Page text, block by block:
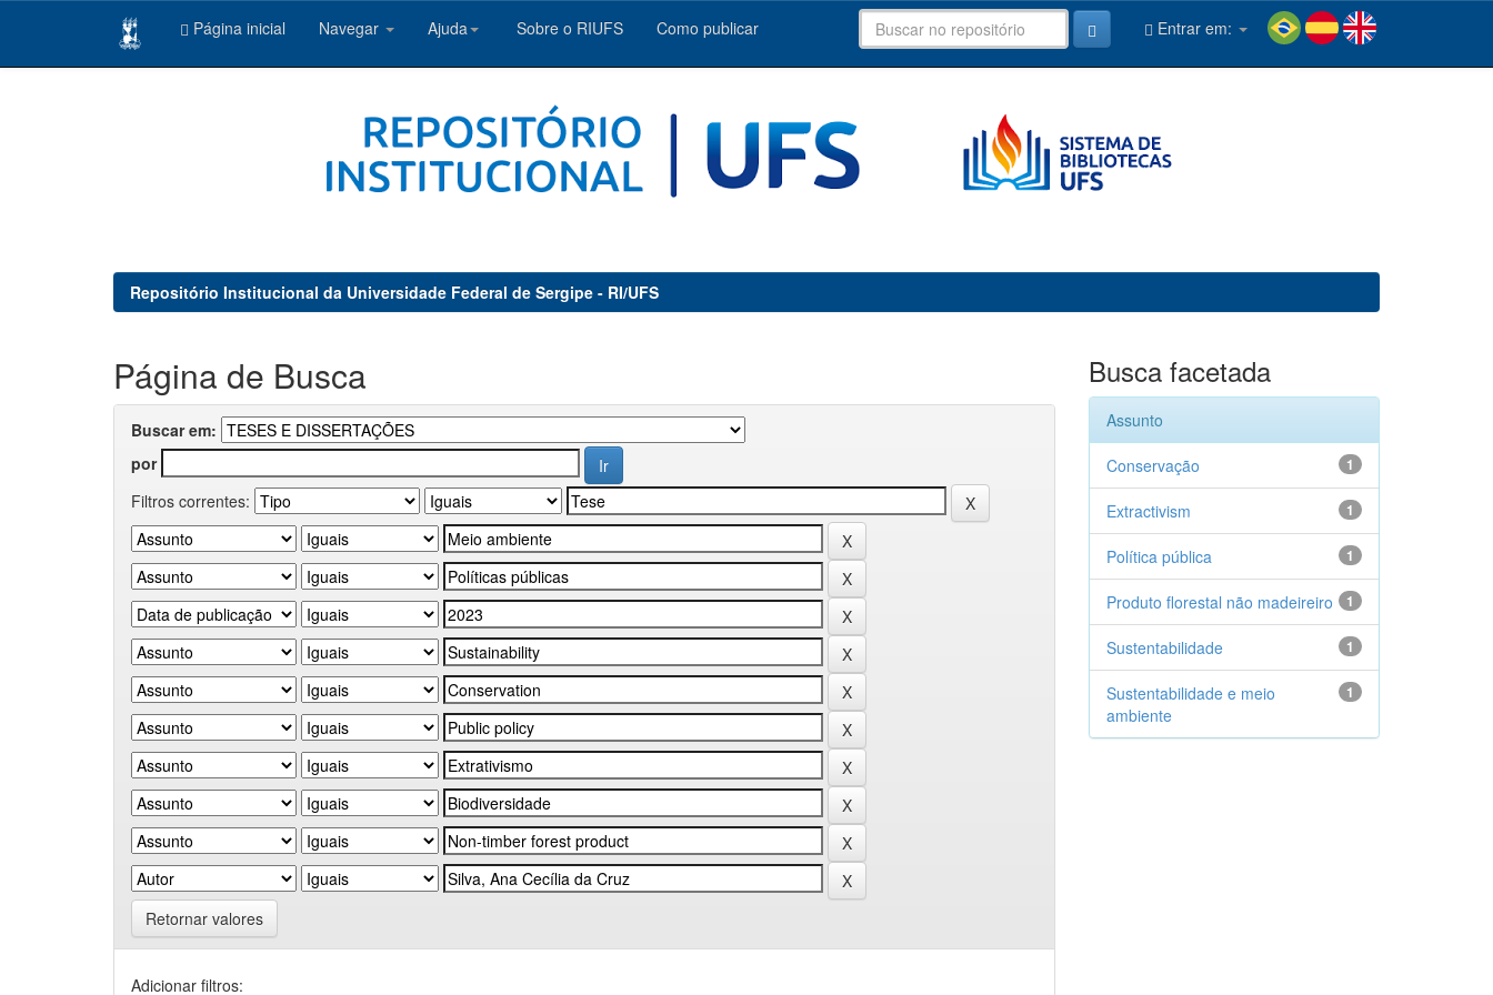
Página inicial Navegar Ajuda Sobre o RIUFS Como publicar Entrar em:
Repositório Institucional da Universidade Federal de Sergipe - RI/UFS
Página de Busca
Buscar em:
por
Filtros correntes:
Retornar valores
Adicionar filtros:
Busca facetada
Assunto
1
Conservação
1
Extractivism
1
Política pública
1
Produto florestal não madeireiro
1
Sustentabilidade
1
Sustentabilidade e meio
ambiente